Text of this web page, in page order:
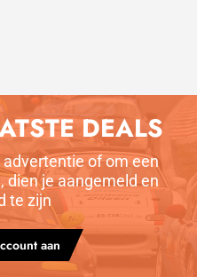
DEALS
of om een
dien je aangemeld en
te zijn
aan